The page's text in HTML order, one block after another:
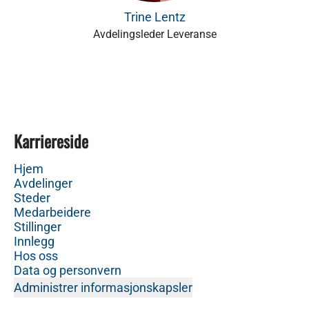
Trine Lentz
Avdelingsleder Leveranse
Karriereside
Hjem
Avdelinger
Steder
Medarbeidere
Stillinger
Innlegg
Hos oss
Data og personvern
Administrer informasjonskapsler